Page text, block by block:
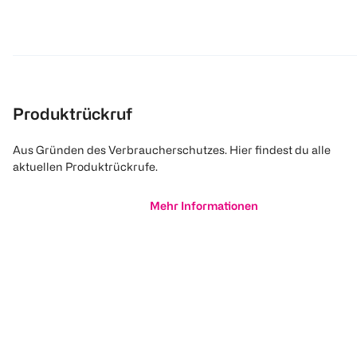
Produktrückruf
Aus Gründen des Verbraucherschutzes. Hier findest du alle
aktuellen Produktrückrufe.
Mehr Informationen